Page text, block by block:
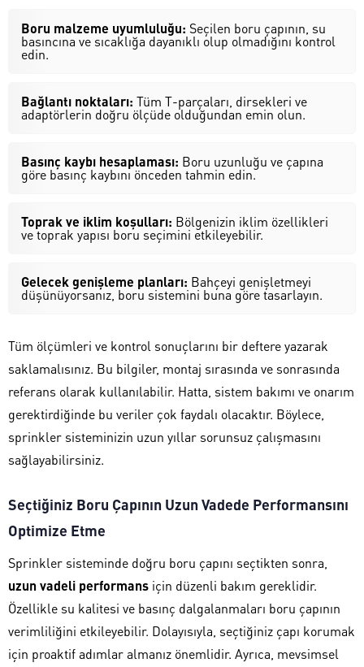
Boru malzeme uyumluluğu: Seçilen boru çapının, su
basıncına ve sıcaklığa dayanıklı olup olmadığını kontrol
edin.
Bağlantı noktaları: Tüm T-parçaları, dirsekleri ve
adaptörlerin doğru ölçüde olduğundan emin olun.
Basınç kaybı hesaplaması: Boru uzunluğu ve çapına
göre basınç kaybını önceden tahmin edin.
Toprak ve iklim koşulları: Bölgenizin iklim özellikleri
ve toprak yapısı boru seçimini etkileyebilir.
Gelecek genişleme planları: Bahçeyi genişletmeyi
düşünüyorsanız, boru sistemini buna göre tasarlayın.
Tüm ölçümleri ve kontrol sonuçlarını bir deftere yazarak
saklamalısınız. Bu bilgiler, montaj sırasında ve sonrasında
referans olarak kullanılabilir. Hatta, sistem bakımı ve onarım
gerektirdiğinde bu veriler çok faydalı olacaktır. Böylece,
sprinkler sisteminizin uzun yıllar sorunsuz çalışmasını
sağlayabilirsiniz.
Seçtiğiniz Boru Çapının Uzun Vadede Performansını
Optimize Etme
Sprinkler sisteminde doğru boru çapını seçtikten sonra,
uzun vadeli performans için düzenli bakım gereklidir.
Özellikle su kalitesi ve basınç dalgalanmaları boru çapının
verimliliğini etkileyebilir. Dolayısıyla, seçtiğiniz çapı korumak
için proaktif adımlar almanız önemlidir. Ayrıca, mevsimsel